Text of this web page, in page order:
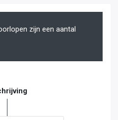
zijn een aantal